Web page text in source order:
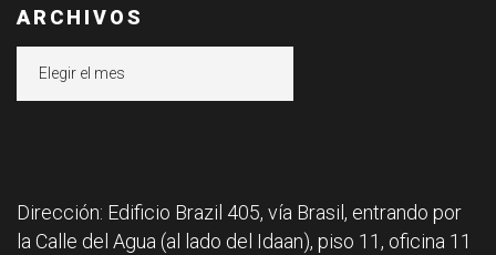
ARCHIVOS
Dirección: Edificio Brazil 405, vía Brasil, entrando por
la Calle del Agua (al lado del Idaan), piso 11, oficina 11